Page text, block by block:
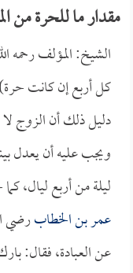
مقدار ما للحرة من
الشيخ: المؤلف رحمه
كل أربع إن كانت
دليل ذلك أن الزوج
ويجب عليه أن يعدل
ليلة من أربع ليال،
عمر بن الخطابرضي
عن العبادة، فقال: